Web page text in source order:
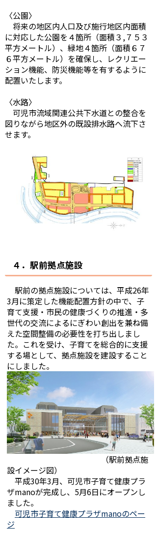
〈公園〉
将来の地区内人口及び施行地区内面積
に対応した公園を４箇所（面積３,７５３
平方メートル）、緑地４箇所（面積６７
６平方メートル）を確保し、レクリエー
ション機能、防災機能等を有するように
配置いたします。
〈水路〉
可児市流域関連公共下水道との整合を
図りながら地区外の既設排水路へ流下さ
せます。
４．駅前拠点施設
駅前の拠点施設については、平成26年
3月に策定した機能配置方針の中で、子
育て支援・市民の健康づくりの推進・多
世代の交流によるにぎわい創出を兼ね備
えた空間整備の必要性を打ち出しまし
た。これを受け、子育てを総合的に支援
する場として、拠点施設を建設すること
にしました。
（駅前拠点施
設イメージ図）
平成30年3月、可児市子育て健康プラ
ザmanoが完成し、5月6日にオープンし
ました。
可児市子育て健康プラザmanoのペー
ジ